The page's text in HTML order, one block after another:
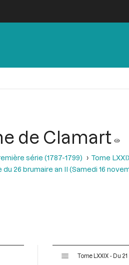
de Clamart
série (1787-1799)
Tome
du 26 brumaire an II (Samedi 16
Tome LXXIX - Du